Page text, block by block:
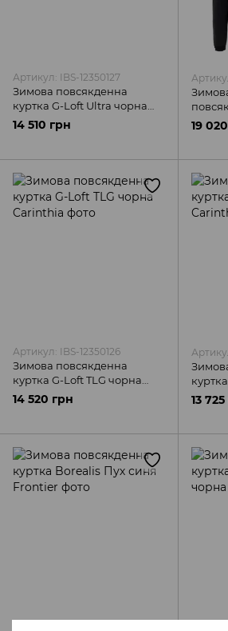
Артикул: IBS-12350127
Зимова повсякденна
куртка G-Loft Ultra чорна
Carinthia
14 510 грн
ISG
19
Артикул: IBS-12350126
Зимова повсякденна
куртка G-Loft TLG чорна
Carinthia
14 520 грн 13